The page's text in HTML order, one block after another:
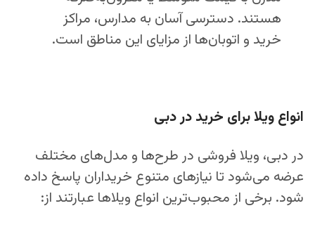
هستند. دسترسی آسان به مدارس، مراکز
خرید و اتوبان‌ها از مزایای این مناطق است.
انواع ویلا برای خرید در دبی
در دبی، ویلا فروشی در طرح‌ها و مدل‌های مختلف
عرضه می‌شود تا نیازهای متنوع خریداران پاسخ داده
شود. برخی از محبوب‌ترین انواع ویلاها عبارتند از: